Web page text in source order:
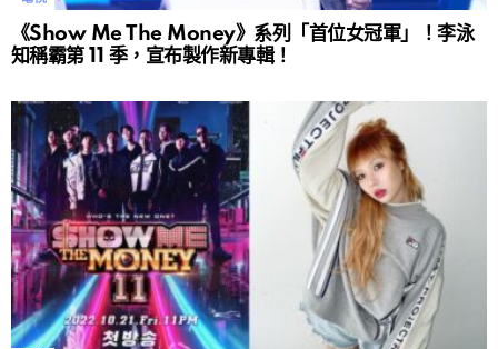
《Show Me The Money》系列「首位女冠軍」！李泳
知稱霸第 11 季，宣布製作新專輯！